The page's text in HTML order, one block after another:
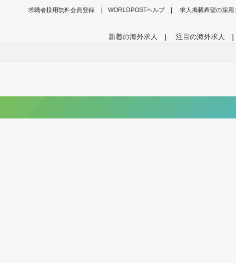
求職者様用無料会員登録 WORLDPOSTヘルプ 求人掲載希望の採用
新着の海外求人 注目の海外求人